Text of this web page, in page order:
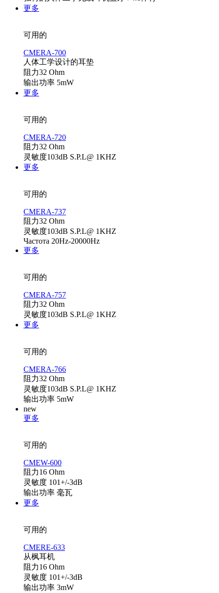
更多
可用的
CMERA-700
人体工学设计的耳垫
阻力32 Ohm
输出功率 5mW
更多
可用的
CMERA-720
阻力32 Ohm
灵敏度103dB S.P.L@ 1KHZ
更多
可用的
CMERA-737
阻力32 Ohm
灵敏度103dB S.P.L@ 1KHZ
Частота 20Hz-20000Hz
更多
可用的
CMERA-757
阻力32 Ohm
灵敏度103dB S.P.L@ 1KHZ
更多
可用的
CMERA-766
阻力32 Ohm
灵敏度103dB S.P.L@ 1KHZ
输出功率 5mW
new
更多
可用的
CMEW-600
阻力16 Ohm
灵敏度 101+/-3dB
输出功率 毫瓦
更多
可用的
CMERE-633
从枫耳机
阻力16 Ohm
灵敏度 101+/-3dB
输出功率 3mW